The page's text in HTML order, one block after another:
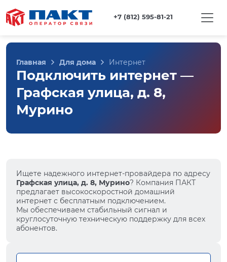
+7 (812) 595-81-21
Главная Для дома Интернет
Подключить интернет —
Графская улица, д. 8,
Мурино
Ищете надежного интернет-провайдера по адресу
Графская улица, д. 8, Мурино? Компания ПАКТ
предлагает высокоскоростной домашний
интернет с бесплатным подключением.
Мы обеспечиваем стабильный сигнал и
круглосуточную техническую поддержку для всех
абонентов.